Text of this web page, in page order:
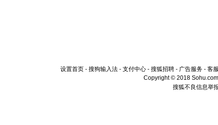
设置首页 - 搜狗输入法 - 支付中心 - 搜狐招聘 - 广告服务 - 客
Copyright © 2018
搜狐不良信息举